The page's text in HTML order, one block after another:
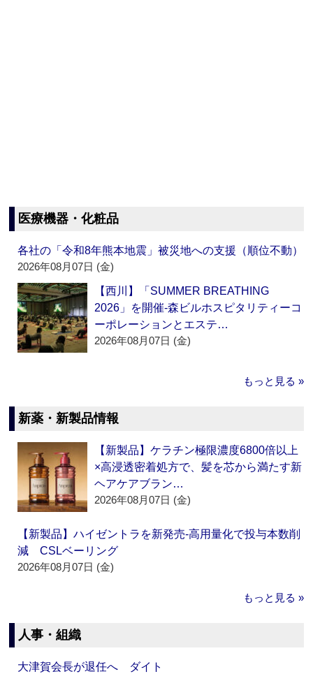
医療機器・化粧品
各社の「令和8年熊本地震」被災地への支援（順位不動）
2026年08月07日 (金)
【西川】「SUMMER BREATHING
2026」を開催‐森ビルホスピタリティーコ
ーポレーションとエステ…
2026年08月07日 (金)
もっと見る »
新薬・新製品情報
【新製品】ケラチン極限濃度6800倍以上
×高浸透密着処方で、髪を芯から満たす新
ヘアケアブラン…
2026年08月07日 (金)
【新製品】ハイゼントラを新発売‐高用量化で投与本数削
減 CSLベーリング
2026年08月07日 (金)
もっと見る »
人事・組織
大津賀会長が退任へ ダイト